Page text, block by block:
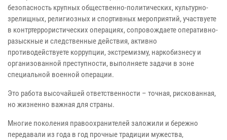
безопасность крупных общественно-политических, культурно-
зрелищных, религиозных и спортивных мероприятий, участвуете
в контртеррористических операциях, сопровождаете оперативно-
разыскные и следственные действия, активно
противодействуете коррупции, экстремизму, наркобизнесу и
организованной преступности, выполняете задачи в зоне
специальной военной операции.
Это работа высочайшей ответственности – точная, рискованная,
но жизненно важная для страны.
Многие поколения правоохранителей заложили и бережно
передавали из года в год прочные традиции мужества,